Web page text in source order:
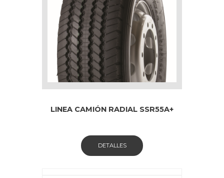
LINEA CAMIÓN RADIAL SSR55A+
DETALLES